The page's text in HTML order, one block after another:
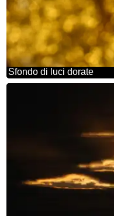
Sfondo di luci dorate